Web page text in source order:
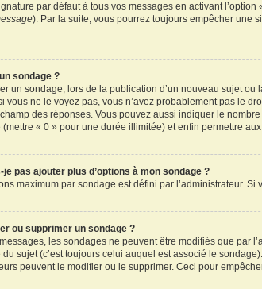
par défaut à tous vos messages en activant
). Par la suite, vous pourrez toujours empêcher une
sondage ?
un sondage, lors de la publication d’un nouveau sujet
vous ne le voyez pas, vous n’avez probablement pas le
des réponses. Vous pouvez aussi indiquer le
« 0 » pour une durée illimitée) et enfin permettre
je pas ajouter plus d’options à mon sondage ?
maximum par sondage est défini par l’administrateur.
ou supprimer un sondage ?
les sondages ne peuvent être modifiés que par
sujet (c’est toujours celui auquel est associé le
peuvent le modifier ou le supprimer. Ceci pour